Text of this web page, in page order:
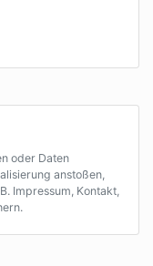
oder Daten
anstoßen,
Impressum, Kontakt,